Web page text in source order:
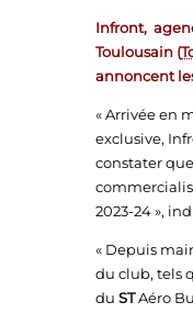
Infront,
Toulousain (
annoncent
« Arrivée en
exclusive,
constater
2023-24 »,
« Depuis
du club, tels
du STAéro